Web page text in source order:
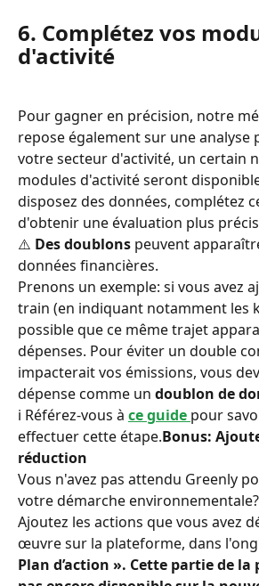
6. Complétez vos
d'activité
Pour gagner en précision, notre
repose également sur une analyse
votre secteur d'activité, un certain
modules d'activité seront
disposez des données, complétez
d'obtenir une évaluation plus
⚠️ Des doublons peuvent
données financières.
Prenons un exemple: si vous avez
train (en indiquant notamment les
possible que ce même trajet
dépenses. Pour éviter un double
impacterait vos émissions, vous
dépense comme un doublon de
ℹ️ Référez-vous à ce guide pour
effectuer cette étape.Bonus:
réduction
Vous n'avez pas attendu Greenly
votre démarche
Ajoutez les actions que vous avez
œuvre sur la plateforme, dans
Plan d’action ». Cette partie de la